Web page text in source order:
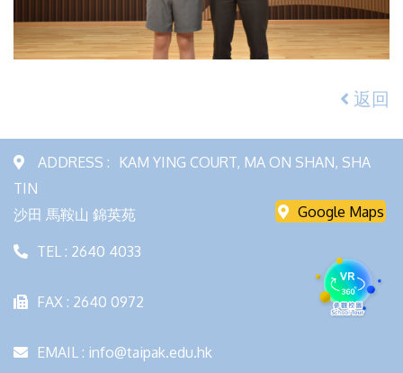
返回
ADDRESS : KAM YING COURT, MA ON SHAN, SHA
TIN
沙田 馬鞍山 錦英苑
Google Maps
TEL : 2640 4033
FAX : 2640 0972
EMAIL : info@taipak.edu.hk